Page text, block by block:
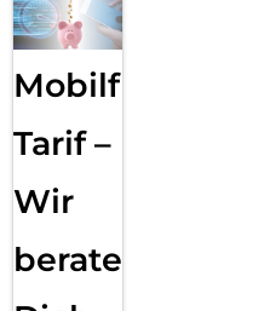
Mobilfunk
Tarif –
Wir
beraten